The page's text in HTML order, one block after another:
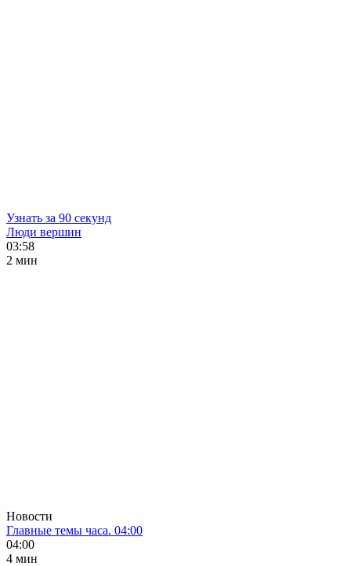
Узнать за 90 секунд
Люди вершин
03:58
2 мин
Новости
Главные темы часа. 04:00
04:00
4 мин